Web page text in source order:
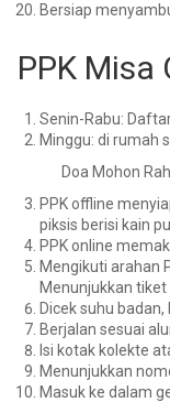
Bersiap
PPK Misa
Senin-Rabu:
Minggu: di rumah
Doa Mohon
PPK offline
piksis berisi kain
PPK online
Mengikuti arahan
Menunjukkan tiket
Dicek suhu
Berjalan sesuai
Isi kotak kolekte
Menunjukkan
Masuk ke dalam